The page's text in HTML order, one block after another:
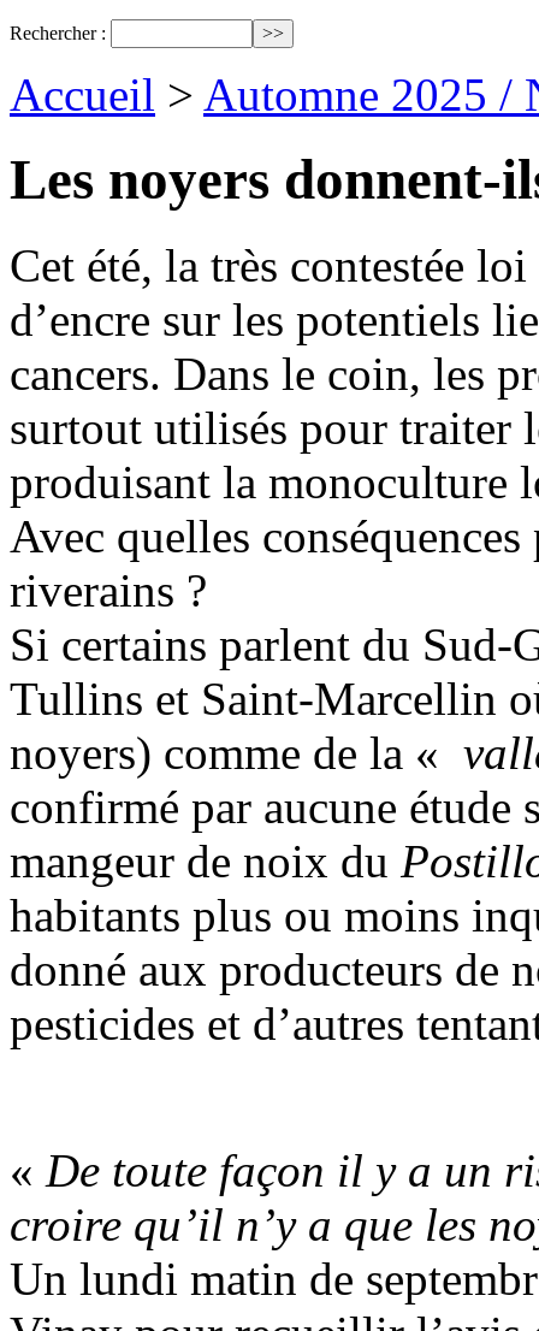
Rechercher :
Accueil > Automne 2025 /
Les noyers donnent-
Cet été, la très contestée
d’encre sur les potentiels
cancers. Dans le coin, les
surtout utilisés pour traiter
produisant la monoculture
Avec quelles
riverains ?
Si certains parlent du Sud-
Tullins et Saint-Marcellin
noyers) comme de la «
confirmé par aucune
mangeur de noix du
habitants plus ou moins
donné aux producteurs de
pesticides et d’autres
« De toute façon il y a un
croire qu’il n’y a que les
Un lundi matin de